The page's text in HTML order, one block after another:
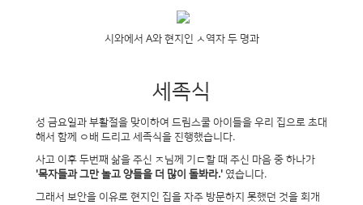
시와에서 A와 현지인 ㅅ역자 두 명과
세족식
성 금요일과 부활절을 맞이하여 드림스쿨 아이들을 우리 집으로 초대
해서 함께 ㅇ배 드리고 세족식을 진행했습니다.
사고 이후 두번째 삶을 주신 ㅈ님께 기ㄷ할 때 주신 마음 중 하나가
'목자들과 그만 놀고 양들을 더 많이 돌봐라.' 였습니다.
그래서 보안을 이유로 현지인 집을 자주 방문하지 못했던 것을 회개